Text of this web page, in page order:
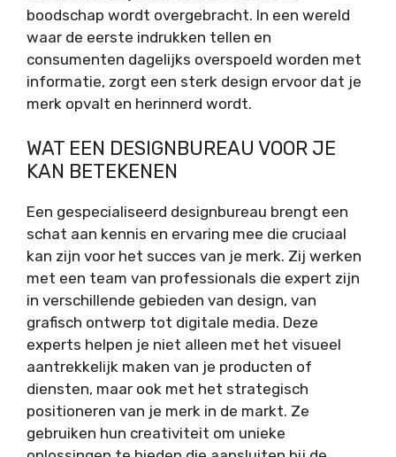
boodschap wordt overgebracht. In een wereld
waar de eerste indrukken tellen en
consumenten dagelijks overspoeld worden met
informatie, zorgt een sterk design ervoor dat je
merk opvalt en herinnerd wordt.
WAT EEN DESIGNBUREAU VOOR JE
KAN BETEKENEN
Een gespecialiseerd designbureau brengt een
schat aan kennis en ervaring mee die cruciaal
kan zijn voor het succes van je merk. Zij werken
met een team van professionals die expert zijn
in verschillende gebieden van design, van
grafisch ontwerp tot digitale media. Deze
experts helpen je niet alleen met het visueel
aantrekkelijk maken van je producten of
diensten, maar ook met het strategisch
positioneren van je merk in de markt. Ze
gebruiken hun creativiteit om unieke